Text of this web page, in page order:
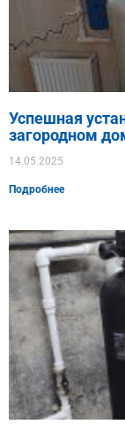
Успешная
загородном
14.05.2025
Подробнее